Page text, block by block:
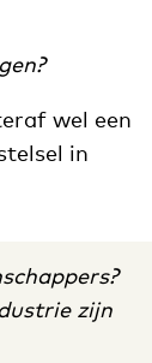
wel een
in
zijn